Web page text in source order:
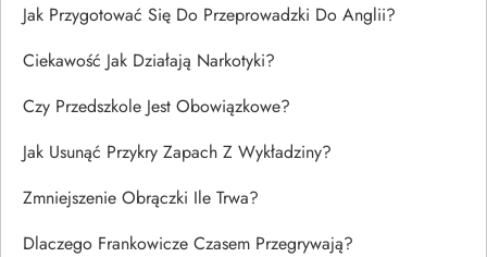
Jak Przygotować Się Do Przeprowadzki Do Anglii?
Ciekawość Jak Działają Narkotyki?
Czy Przedszkole Jest Obowiązkowe?
Jak Usunąć Przykry Zapach Z Wykładziny?
Zmniejszenie Obrączki Ile Trwa?
Dlaczego Frankowicze Czasem Przegrywają?